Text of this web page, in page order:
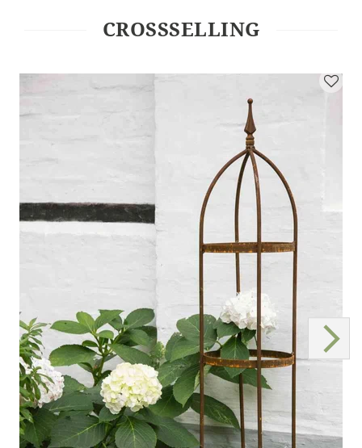
CROSSSELLING